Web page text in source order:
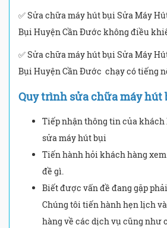
✅ Sửa chữa máy hút bụi Sửa Máy
Bụi Huyện Cần Đước không điều
✅ Sửa chữa máy hút bụi Sửa Máy
Bụi Huyện Cần Đước chạy có tiếng
Quy trình sửa chữa máy hút
Tiếp nhận thông tin của khách
sửa máy hút bụi
Tiến hành hỏi khách hàng
đề gì.
Biết được vấn đề đang gặp
Chúng tôi tiến hành hẹn lịch
hàng về các dịch vụ cũng như